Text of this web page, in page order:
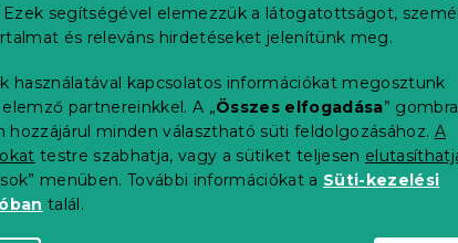
Ezek segítségével elemezzük a látogatottságot,
és releváns hirdetéseket jelenítünk meg.
használatával kapcsolatos információkat megosztunk
partnereinkkel. A „Összes elfogadása” gombra
hozzájárul minden választható süti feldolgozásához. A
testre szabhatja, vagy a sütiket teljesen
menüben. További információkat a Süti-kezelési
talál.